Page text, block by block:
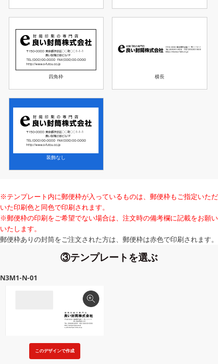
四角枠 横長
装飾なし
※テンプレート内に郵便枠が入っているものは、郵便枠もご指定いただ
いた印刷色と同色で印刷されます。
※郵便枠の印刷をご希望でない場合は、注文時の備考欄に記載をお願い
いたします。
郵便枠ありの封筒をご注文された方は、郵便枠は赤色で印刷されます。
③テンプレートを選ぶ
N3M1-N-01
このデザインで作成